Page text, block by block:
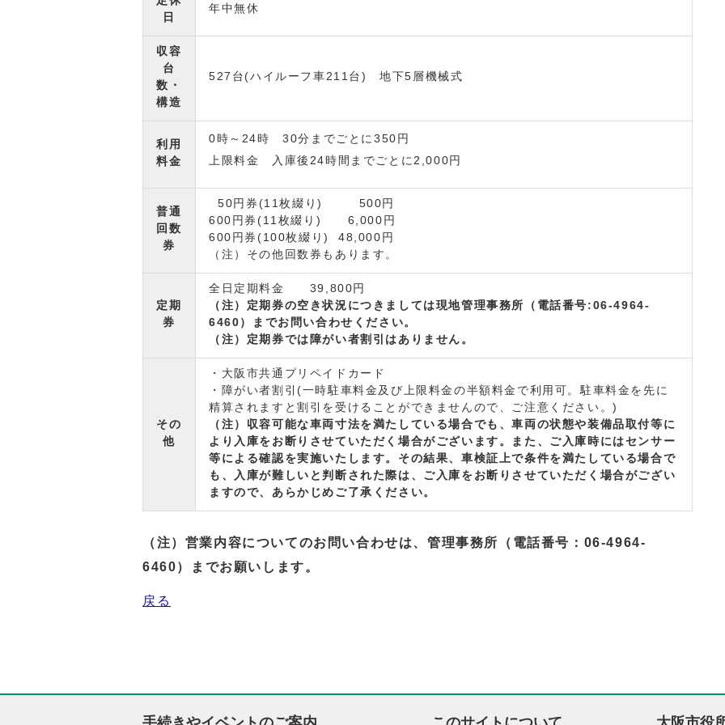
日
年中無休
収容
台
数・
構造
527台(ハイルーフ車211台) 地下5層機械式
利用
料金
0時～24時 30分までごとに350円
上限料金 入庫後24時間までごとに2,000円
普通
回数
券
50円券(11枚綴り) 500円
600円券(11枚綴り) 6,000円
600円券(100枚綴り) 48,000円
（注）その他回数券もあります。
定期
券
全日定期料金 39,800円
（注）定期券の空き状況につきましては現地管理事務所（電話番号:06-4964-
6460）までお問い合わせください。
（注）定期券では障がい者割引はありません。
その
他
・大阪市共通プリペイドカード
・障がい者割引(一時駐車料金及び上限料金の半額料金で利用可。駐車料金を先に
精算されますと割引を受けることができませんので、ご注意ください。)
（注）収容可能な車両寸法を満たしている場合でも、車両の状態や装備品取付等に
より入庫をお断りさせていただく場合がございます。また、ご入庫時にはセンサー
等による確認を実施いたします。その結果、車検証上で条件を満たしている場合で
も、入庫が難しいと判断された際は、ご入庫をお断りさせていただく場合がござい
ますので、あらかじめご了承ください。
（注）営業内容についてのお問い合わせは、管理事務所（電話番号： 06-4964-
6460）までお願いします。
戻る